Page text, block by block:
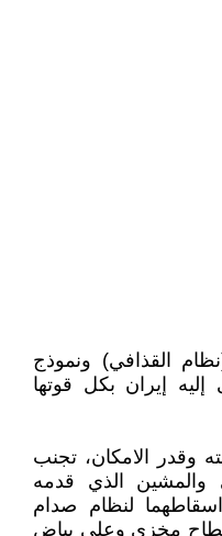
القذافي) ونموذج
إيران بكل قوتها
وقدر الامكان، تجنب
والمشين الذي قدمه
اسقاطهما لنظام صدام
2003 ، فهو انبطاح مخزي وعلى بياض